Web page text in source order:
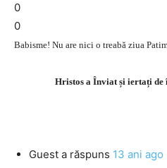
0
0
Babisme! Nu are nici o treabă ziua
Hristos a Înviat și iertați de
Guest a răspuns 13 ani ago